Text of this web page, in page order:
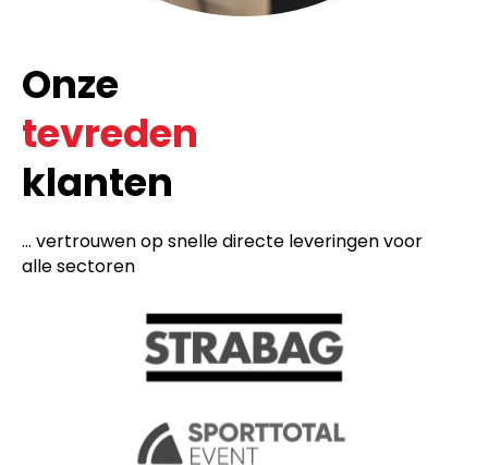
Onze
tevreden
klanten
... vertrouwen op snelle directe leveringen voor
alle sectoren